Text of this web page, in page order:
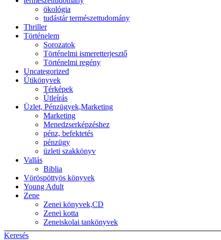
Keresés
ökológia
tudástár természettudomány
Thriller
Történelem
Sorozatok
Történelmi ismeretterjesztő
Történelmi regény
Uncategorized
Útikönyvek
Térképek
Útleírás
Üzlet, Pénzügyek,Marketing
Marketing
Menedzserképzéshez
pénz, befektetés
pénzügy
üzleti szakkönyv
Vallás
Biblia
Vöröspöttyös könyvek
Young Adult
Zene
Zenei könyvek,CD
Zenei kotta
Zeneiskolai tankönyvek